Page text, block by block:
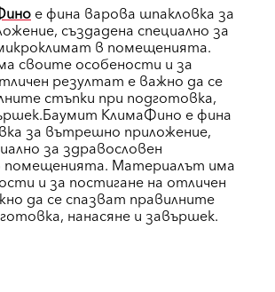
е фина варова шпакловка за
създадена специално за
в помещенията.
своите особености и за
резултат е важно да се
стъпки при подготовка,
КлимаФино е фина
за вътрешно приложение,
за здравословен
помещенията. Материалът има
и за постигане на отличен
да се спазват правилните
нанасяне и завършек.